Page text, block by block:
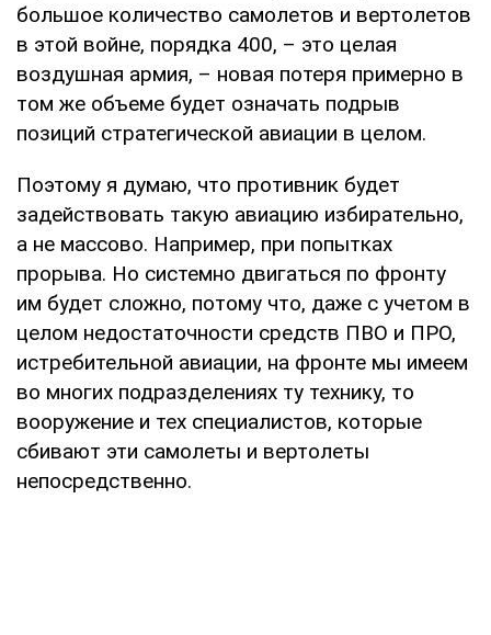
большое количество самолетов и вертолетов
в этой войне, порядка 400, – это целая
воздушная армия, – новая потеря примерно в
том же объеме будет означать подрыв
позиций стратегической авиации в целом.
Поэтому я думаю, что противник будет
задействовать такую авиацию избирательно,
а не массово. Например, при попытках
прорыва. Но системно двигаться по фронту
им будет сложно, потому что, даже с учетом в
целом недостаточности средств ПВО и ПРО,
истребительной авиации, на фронте мы имеем
во многих подразделениях ту технику, то
вооружение и тех специалистов, которые
сбивают эти самолеты и вертолеты
непосредственно.